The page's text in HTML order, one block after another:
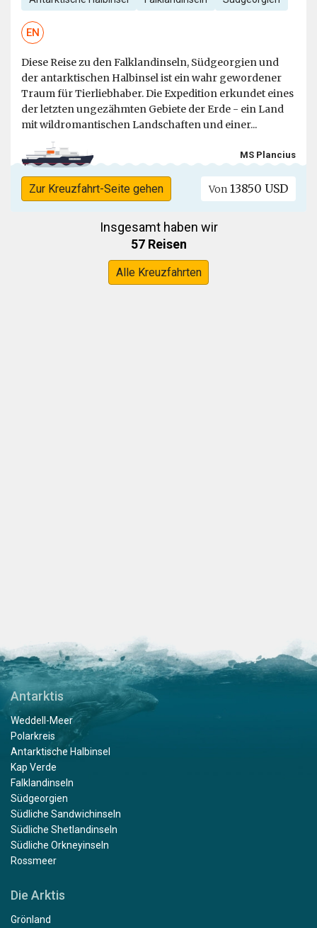
EN
Diese Reise zu den Falklandinseln, Südgeorgien und
der antarktischen Halbinsel ist ein wahr gewordener
Traum für Tierliebhaber. Die Expedition erkundet eines
der letzten ungezähmten Gebiete der Erde - ein Land
mit wildromantischen Landschaften und einer...
MS Plancius
Zur Kreuzfahrt-Seite gehen Von 13850 USD
Insgesamt haben wir
57 Reisen
Alle Kreuzfahrten
Antarktis
Weddell-Meer
Polarkreis
Antarktische Halbinsel
Kap Verde
Falklandinseln
Südgeorgien
Südliche Sandwichinseln
Südliche Shetlandinseln
Südliche Orkneyinseln
Rossmeer
Die Arktis
Grönland